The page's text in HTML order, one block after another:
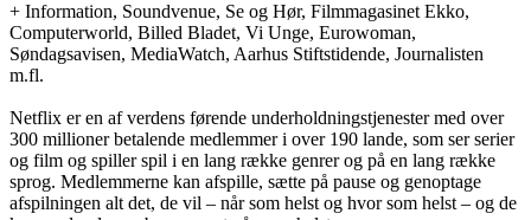
+ Information, Soundvenue, Se og Hør, Filmmagasinet Ekko,
Computerworld, Billed Bladet, Vi Unge, Eurowoman,
Søndagsavisen, MediaWatch, Aarhus Stiftstidende, Journalisten
m.fl.
Netflix er en af verdens førende underholdningstjenester med over
300 millioner betalende medlemmer i over 190 lande, som ser serier
og film og spiller spil i en lang række genrer og på en lang række
sprog. Medlemmerne kan afspille, sætte på pause og genoptage
afspilningen alt det, de vil – når som helst og hvor som helst – og de